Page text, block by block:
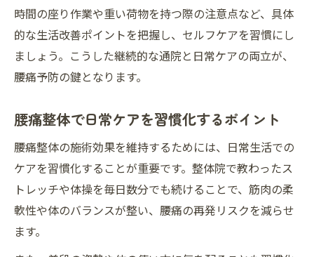
時間の座り作業や重い荷物を持つ際の注意点など、具体
的な生活改善ポイントを把握し、セルフケアを習慣にし
ましょう。こうした継続的な通院と日常ケアの両立が、
腰痛予防の鍵となります。
腰痛整体で日常ケアを習慣化するポイント
腰痛整体の施術効果を維持するためには、日常生活での
ケアを習慣化することが重要です。整体院で教わったス
トレッチや体操を毎日数分でも続けることで、筋肉の柔
軟性や体のバランスが整い、腰痛の再発リスクを減らせ
ます。